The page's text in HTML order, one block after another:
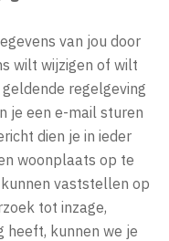
van jou door
wilt wijzigen of wilt
regelgeving
je een e-mail sturen
dien je in ieder
woonplaats op te
vaststellen op
tot inzage,
heeft, kunnen we je